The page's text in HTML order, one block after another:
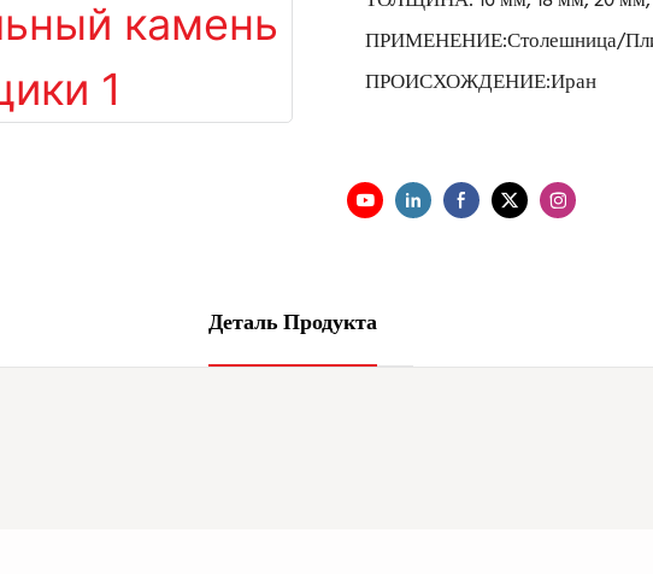
ПРИМЕНЕНИЕ:Столешница/
ПРОИСХОЖДЕНИЕ:Иран
Деталь Продукта